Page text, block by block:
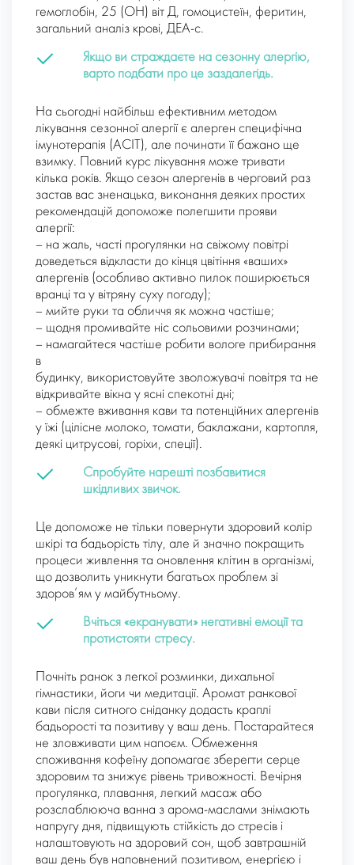
гемоглобін, 25 (ОН) віт Д, гомоцистеїн, феритин,
загальний аналіз крові, ДЕА-с.
Якщо ви страждаєте на сезонну алергію,
варто подбати про це заздалегідь.
На сьогодні найбільш ефективним методом
лікування сезонної алергії є алерген специфічна
імунотерапія (АСІТ), але починати її бажано ще
взимку. Повний курс лікування може тривати
кілька років. Якщо сезон алергенів в черговий раз
застав вас зненацька, виконання деяких простих
рекомендацій допоможе полегшити прояви
алергії:
– на жаль, часті прогулянки на свіжому повітрі
доведеться відкласти до кінця цвітіння «ваших»
алергенів (особливо активно пилок поширюється
вранці та у вітряну суху погоду);
– мийте руки та обличчя як можна частіше;
– щодня промивайте ніс сольовими розчинами;
– намагайтеся частіше робити вологе прибирання
в
будинку, використовуйте зволожувачі повітря та не
відкривайте вікна у ясні спекотні дні;
– обмежте вживання кави та потенційних алергенів
у їжі (цілісне молоко, томати, баклажани, картопля,
деякі цитрусові, горіхи, спеції).
Спробуйте нарешті позбавитися
шкідливих звичок.
Це допоможе не тільки повернути здоровий колір
шкірі та бадьорість тілу, але й значно покращить
процеси живлення та оновлення клітин в організмі,
що дозволить уникнути багатьох проблем зі
здоров’ям у майбутньому.
Вчіться «екранувати» негативні емоції та
протистояти стресу.
Почніть ранок з легкої розминки, дихальної
гімнастики, йоги чи медитації. Аромат ранкової
кави після ситного сніданку додасть краплі
бадьорості та позитиву у ваш день. Постарайтеся
не зловживати цим напоєм. Обмеження
споживання кофеїну допомагає зберегти серце
здоровим та знижує рівень тривожності. Вечірня
прогулянка, плавання, легкий масаж або
розслаблююча ванна з арома-маслами знімають
напругу дня, підвищують стійкість до стресів і
налаштовують на здоровий сон, щоб завтрашній
ваш день був наповнений позитивом, енергією і